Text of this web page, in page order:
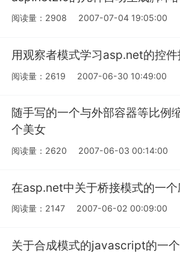
阅读量：2908 2007-07-04 19:05:00
用观察者模式学习asp.net的控件
阅读量：2619 2007-06-30 10:49:00
随手写的一个与外部容器等比例
个美女
阅读量：2620 2007-06-03 00:14:00
在asp.net中关于桥接模式的一个
阅读量：2147 2007-06-02 00:09:00
关于合成模式的javascript的一